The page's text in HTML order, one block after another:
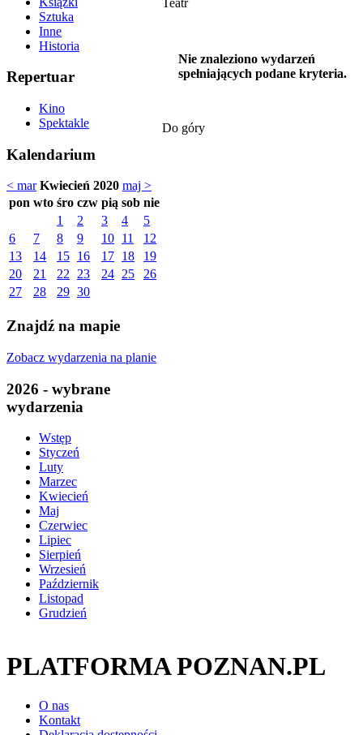
Sztuka
Inne
Historia
Repertuar
Kino
Spektakle
Kalendarium
< mar Kwiecień 2020 maj >
pon wto śro czw pią sob nie
1
2 3 4
5
6
7 8 9 10 11
12
13
14 15 16 17 18
19
20
21 22 23 24 25
26
27
28 29 30
Znajdź na mapie
Zobacz wydarzenia na planie
2026 - wybrane
wydarzenia
Wstęp
Styczeń
Luty
Marzec
Kwiecień
Maj
Czerwiec
Lipiec
Sierpień
Wrzesień
Październik
Listopad
Grudzień
Nie znaleziono wydarzeń
spełniających podane kryteria.
Do góry
PLATFORMA POZNAN.PL
O nas
Kontakt